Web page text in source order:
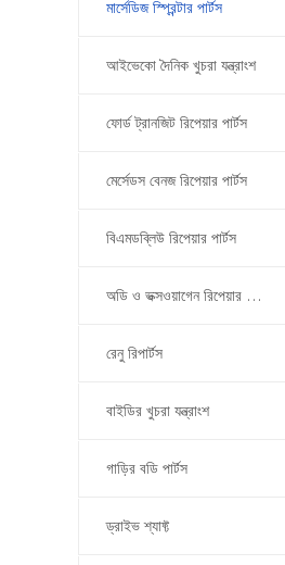
মার্সেডিজ স্প্রিন্টার পার্টস
আইভেকো দৈনিক খুচরা যন্ত্রাংশ
ফোর্ড ট্রানজিট রিপেয়ার পার্টস
মের্সেডস বেনজ রিপেয়ার পার্টস
বিএমডব্লিউ রিপেয়ার পার্টস
অডি ও ভক্সওয়াগেন রিপেয়ার পার্টস
রেনু রিপার্টস
বাইডির খুচরা যন্ত্রাংশ
গাড়ির বডি পার্টস
ড্রাইভ শ্যাফ্ট